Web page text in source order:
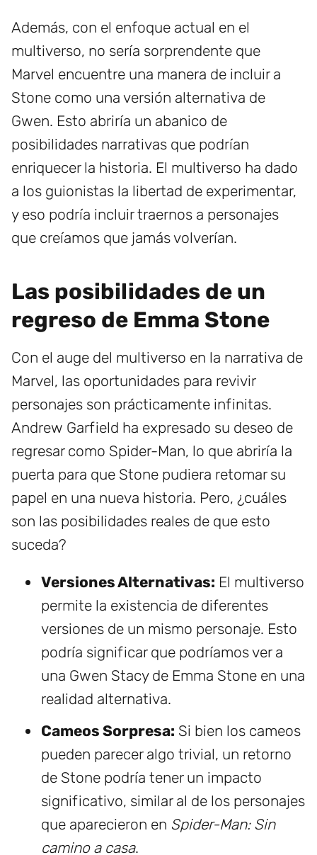
Además, con el enfoque actual en el
multiverso, no sería sorprendente que
Marvel encuentre una manera de incluir a
Stone como una versión alternativa de
Gwen. Esto abriría un abanico de
posibilidades narrativas que podrían
enriquecer la historia. El multiverso ha dado
a los guionistas la libertad de experimentar,
y eso podría incluir traernos a personajes
que creíamos que jamás volverían.
Las posibilidades de un
regreso de Emma Stone
Con el auge del multiverso en la narrativa de
Marvel, las oportunidades para revivir
personajes son prácticamente infinitas.
Andrew Garfield ha expresado su deseo de
regresar como Spider-Man, lo que abriría la
puerta para que Stone pudiera retomar su
papel en una nueva historia. Pero, ¿cuáles
son las posibilidades reales de que esto
suceda?
Versiones Alternativas: El multiverso
permite la existencia de diferentes
versiones de un mismo personaje. Esto
podría significar que podríamos ver a
una Gwen Stacy de Emma Stone en una
realidad alternativa.
Cameos Sorpresa: Si bien los cameos
pueden parecer algo trivial, un retorno
de Stone podría tener un impacto
significativo, similar al de los personajes
que aparecieron en Spider-Man: Sin
camino a casa.